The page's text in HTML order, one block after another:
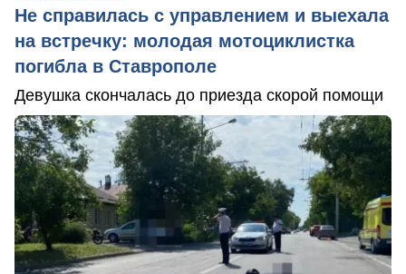
Не справилась с управлением и выехала
на встречку: молодая мотоциклистка
погибла в Ставрополе
Девушка скончалась до приезда скорой помощи